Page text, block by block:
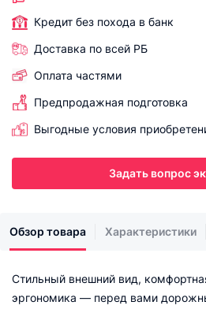
Кредит без похода в банк
Доставка по всей РБ
Оплата частями
Предпродажная подготовка
Выгодные условия
Задать вопрос
Обзор товара Характеристики
Стильный внешний вид,
эргономика — перед вами